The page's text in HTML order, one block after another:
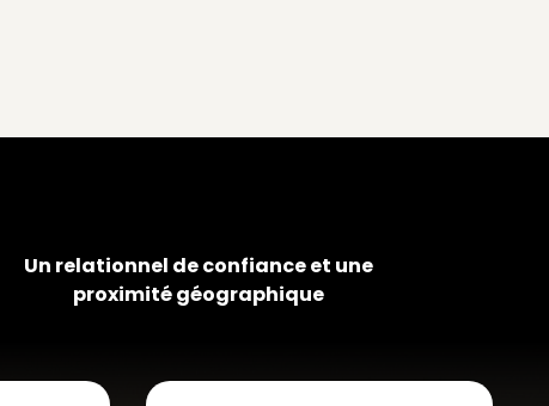
Un relationnel de confiance et une
proximité géographique